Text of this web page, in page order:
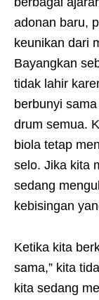
adonan baru,
keunikan dari
Bayangkan
tidak lahir
berbunyi
drum semua.
biola tetap
selo. Jika kita
sedang
kebisingan
Ketika kita
sama,” kita
kita sedang